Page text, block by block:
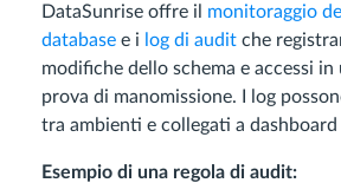
DataSunrise offre il monitoraggio
database e i log di audit che
modifiche dello schema e accessi in
prova di manomissione. I log
tra ambienti e collegati a
Esempio di una regola di audit: